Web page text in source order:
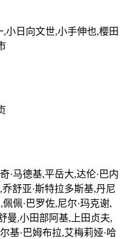
小日向文世,小手伸也,樱田
·马德基,平岳大,达伦·巴内
舒亚·斯特拉多斯基,丹尼
佩·巴罗佐,尼尔·玛克谢,
曼,小田部阿基,上田贞夫,
基·巴姆布拉,艾梅莉娅·哈